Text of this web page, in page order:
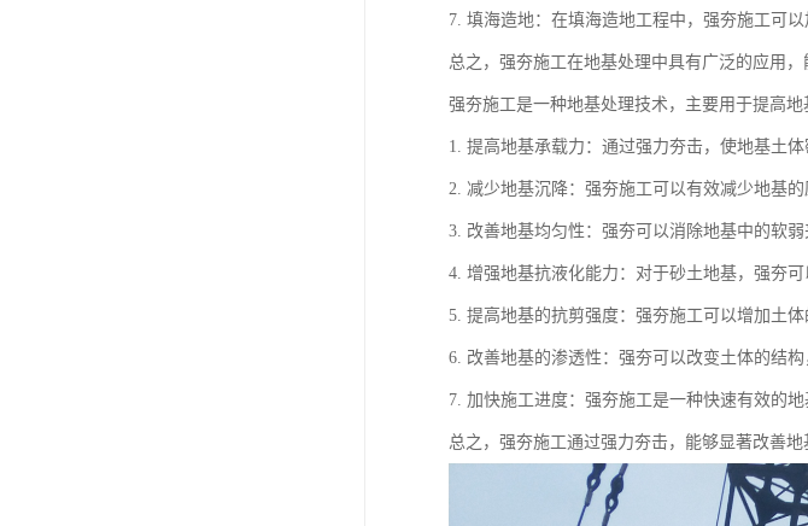
7. 填海造地：在填海造地工程中，强夯施工可
总之，强夯施工在地基处理中具有广泛的应用
强夯施工是一种地基处理技术，主要用于提高
1. 提高地基承载力：通过强力夯击，使地基土
2. 减少地基沉降：强夯施工可以有效减少地基
3. 改善地基均匀性：强夯可以消除地基中的软
4. 增强地基抗液化能力：对于砂土地基，强夯
5. 提高地基的抗剪强度：强夯施工可以增加土
6. 改善地基的渗透性：强夯可以改变土体的结
7. 加快施工进度：强夯施工是一种快速有效的
总之，强夯施工通过强力夯击，能够显著改善